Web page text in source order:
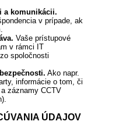
a komunikácii.
v prípade, ak
Vaše prístupové
v rámci IT
spoločnosti
Ako napr.
informácie o tom, či
záznamy CCTV
ÚDAJOV